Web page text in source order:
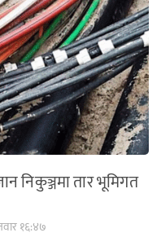
निकुञ्जमा तार भूमिगत
१६:४७